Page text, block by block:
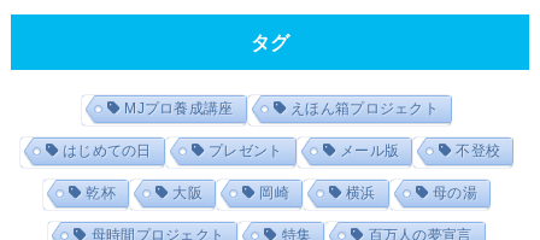
タグ
MJプロ養成講座 えほん箱プロジェクト
はじめての日 プレゼント メール版 不登校
乾杯 大阪 岡崎 横浜 母の湯
母時間プロジェクト 特集 百万人の夢宣言